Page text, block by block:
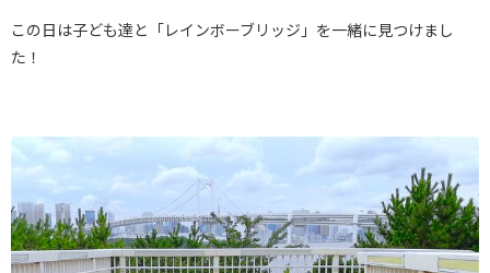
この日は子ども達と「レインボーブリッジ」を一緒に見つけまし
た！